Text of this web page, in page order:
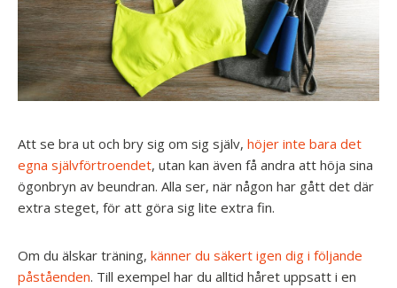
Att se bra ut och bry sig om sig själv, höjer inte bara det
egna självförtroendet, utan kan även få andra att höja sina
ögonbryn av beundran. Alla ser, när någon har gått det där
extra steget, för att göra sig lite extra fin.
Om du älskar träning, känner du säkert igen dig i följande
påståenden. Till exempel har du alltid håret uppsatt i en